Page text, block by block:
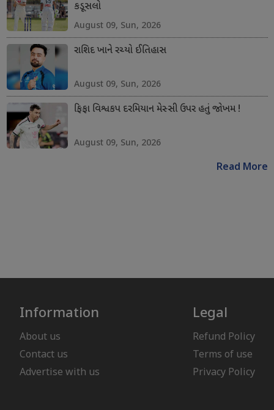
કડૂસલો
August 09, Sun, 2026
રાશિદ ખાને રચ્યો ઈતિહાસ
August 09, Sun, 2026
ફિફા વિશ્વકપ દરમિયાન મેસ્સી ઉપર હતું જોખમ !
August 09, Sun, 2026
Read More
Information
About us
Contact us
Advertise with us
Legal
Refund Policy
Terms of use
Privacy Policy